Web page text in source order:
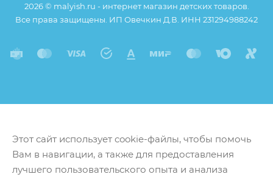
2026 © malyish.ru - интернет магазин детских товаров.
Все права защищены. ИП Овечкин Д.В. ИНН 231294988242
Этот сайт использует cookie-файлы, чтобы помочь
Вам в навигации, а также для предоставления
лучшего пользовательского опыта и анализа